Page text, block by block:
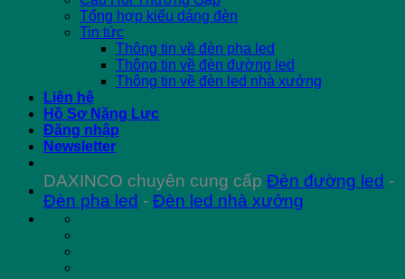
Tổng hợp kiểu dáng đèn
Tin tức
Thông tin về đèn pha led
Thông tin về đèn đường led
Thông tin về đèn led nhà xưởng
Liên hệ
Hồ Sơ Năng Lực
Đăng nhập
Newsletter
DAXINCO chuyên cung cấp Đèn đường led -
Đèn pha led - Đèn led nhà xưởng